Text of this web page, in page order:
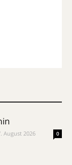
August 2026 0